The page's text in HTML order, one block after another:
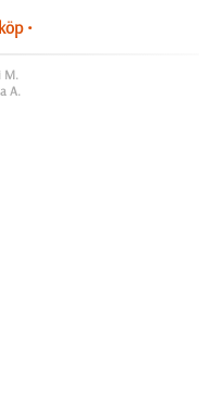
•
M.
A.